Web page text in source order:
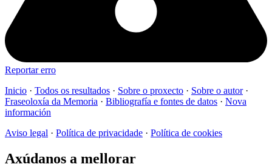
Reportar erro
Inicio · Todos os resultados · Sobre o proxecto · Sobre o autor·
Fraseoloxía da Memoria · Bibliografía e fontes de datos · Nova
información
Aviso legal · Política de privacidade · Política de cookies
Axúdanos a mellorar